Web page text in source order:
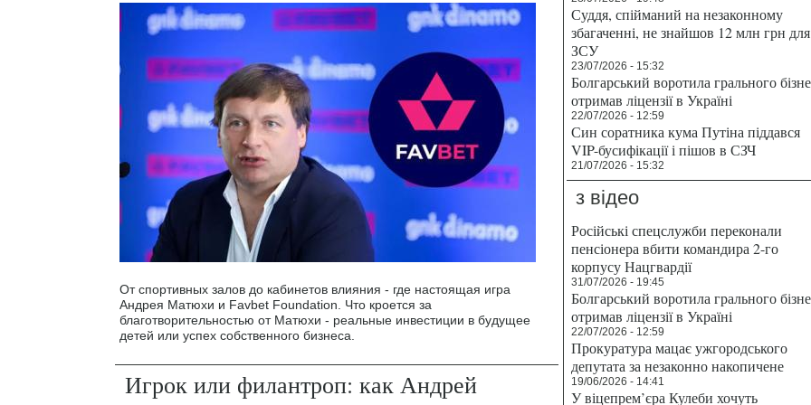
От спортивных залов до кабинетов влияния - где настоящая игра
Андрея Матюхи и Favbet Foundation. Что кроется за
благотворительностью от Матюхи - реальные инвестиции в будущее
детей или успех собственного бизнеса.
Игрок или филантроп: как Андрей
Суддя, спійманий на незаконному
збагаченні, не знайшов 12 млн грн для
ЗСУ
23/07/2026 - 15:32
Болгарський воротила грального
отримав ліцензії в Україні
22/07/2026 - 12:59
Син соратника кума Путіна піддався
VIP-бусифікації і пішов в СЗЧ
21/07/2026 - 15:32
з відео
Російські спецслужби переконали
пенсіонера вбити командира 2-го
корпусу Нацгвардії
31/07/2026 - 19:45
Болгарський воротила грального
отримав ліцензії в Україні
22/07/2026 - 12:59
Прокуратура мацає ужгородського
депутата за незаконно накопичене
19/06/2026 - 14:41
У віцепрем’єра Кулеби хочуть